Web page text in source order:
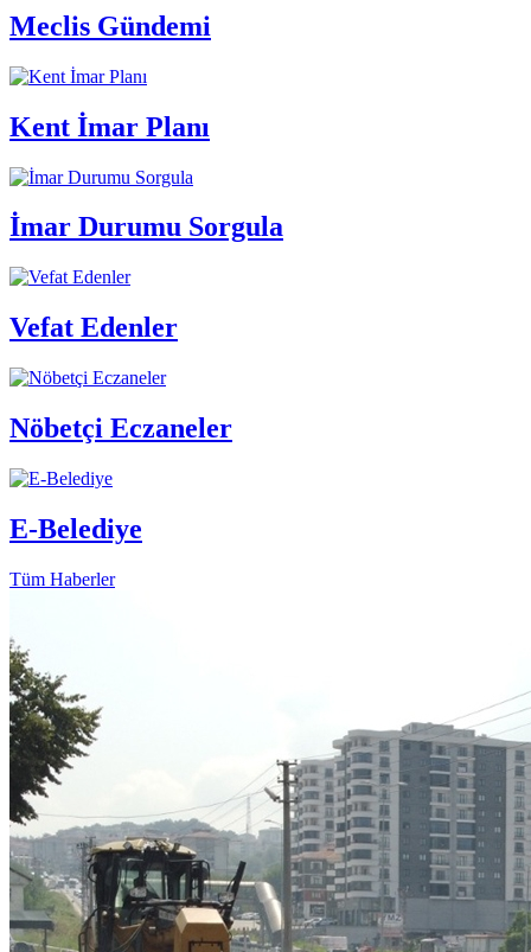
Meclis Gündemi
Kent İmar Planı
İmar Durumu Sorgula
Vefat Edenler
Nöbetçi Eczaneler
E-Belediye
Tüm Haberler